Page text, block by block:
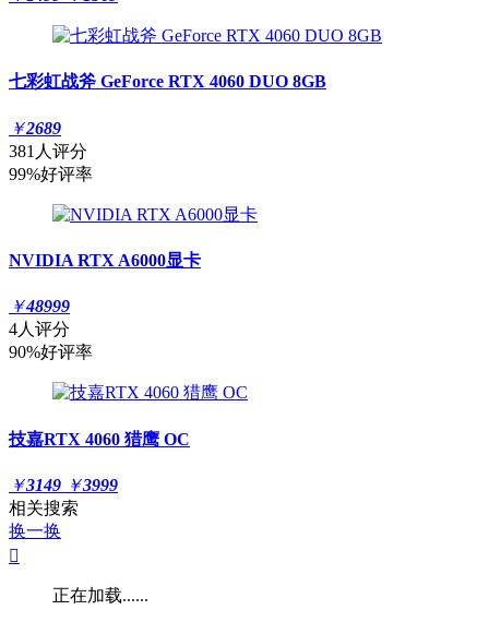
七彩虹战斧 GeForce RTX 4060 DUO 8GB
￥2689
381人评分
99%好评率
NVIDIA RTX A6000显卡
￥48999
4人评分
90%好评率
技嘉RTX 4060 猎鹰 OC
￥3149 ￥3999
相关搜索
换一换

正在加载......